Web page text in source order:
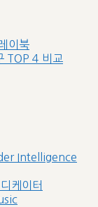
이북
TOP 4 비교
Intelligence
케이터